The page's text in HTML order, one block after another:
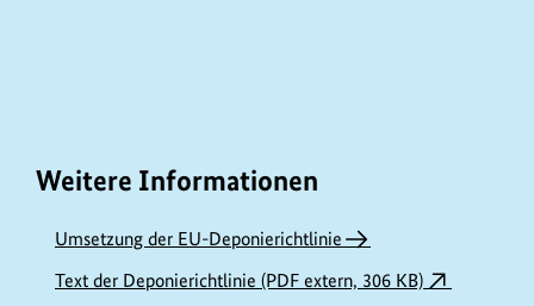
Weitere Informationen
Umsetzung der EU-Deponierichtlinie
Text der Deponierichtlinie (PDF extern, 306 KB)